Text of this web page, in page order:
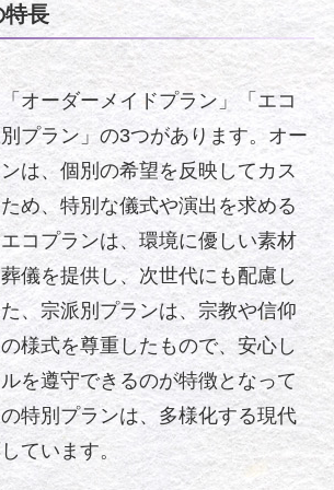
特長
オーダーメイドプラン」「エコ
プラン」の3つがあります。オー
は、個別の希望を反映してカス
め、特別な儀式や演出を求める
コプランは、環境に優しい素材
儀を提供し、次世代にも配慮し
、宗派別プランは、宗教や信仰
様式を尊重したもので、安心し
を遵守できるのが特徴となって
特別プランは、多様化する現代
ています。